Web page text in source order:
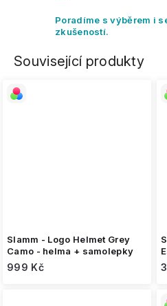
Poradíme s výběrem i
zkušeností.
Související produkty
Slamm - Logo Helmet Grey
Camo - helma + samolepky
999 Kč